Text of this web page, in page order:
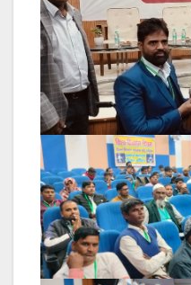
Post
navigation